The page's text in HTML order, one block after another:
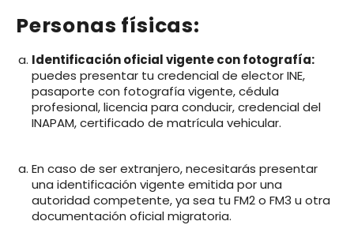
Personas físicas:
Identificación oficial vigente con fotografía:
puedes presentar tu credencial de elector INE,
pasaporte con fotografía vigente, cédula
profesional, licencia para conducir, credencial del
INAPAM, certificado de matrícula vehicular.
En caso de ser extranjero, necesitarás presentar
una identificación vigente emitida por una
autoridad competente, ya sea tu FM2 o FM3 u otra
documentación oficial migratoria.